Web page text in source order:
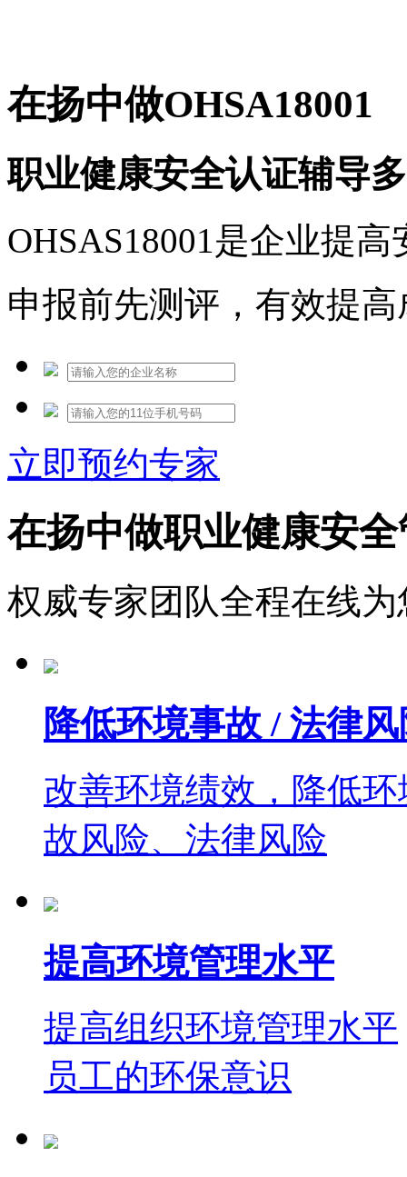
在扬中做OHSA18001
职业健康安全认证辅导
OHSAS18001是企业提
申报前先测评，有效提
立即预约专家
在扬中做职业健康安
权威专家团队全程在线
降低环境事故 / 法律
改善环境绩效，降低环
故风险、法律风险
提高环境管理水平
提高组织环境管理水平
员工的环保意识